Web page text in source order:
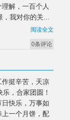
解，一百个人
我对你的关...
阅读全文
0条评论
挺辛苦，天凉
，合家团圆！
快乐，万事如
一个月饼，配